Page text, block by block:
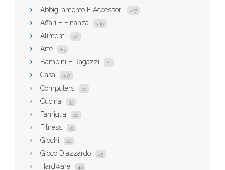
Abbigliamento E Accessori 327
Affari E Finanza 349
Alimenti 90
Arte 89
Bambini E Ragazzi 21
Casa 397
Computers 70
Cucina 33
Famiglia 20
Fitness 21
Giochi 24
Gioco D'azzardo 45
Hardware 42